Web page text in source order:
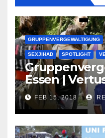
GRUPPENVERGEWALTIGUNG
SEXJIHAD SPOTLIGHT
Essen |
Lauenburger
großer
FEB 15, 2018